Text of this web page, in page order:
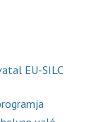
EU-SILC